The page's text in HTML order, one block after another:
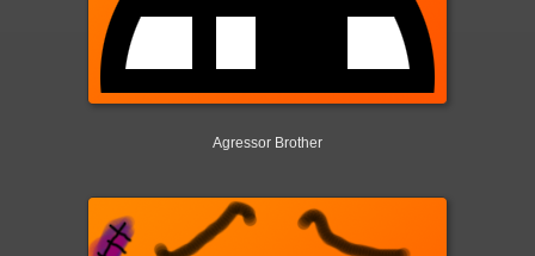
Agressor Brother